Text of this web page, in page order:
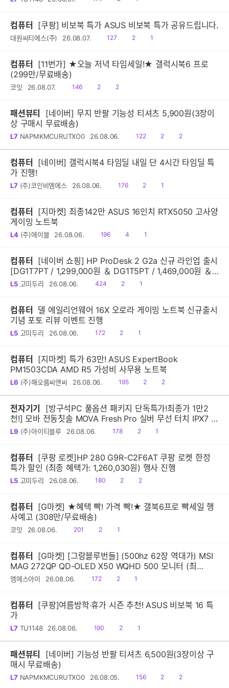
컴퓨터 [쿠팡] 비보북 특가 ASUS 비보북 특가 공유드립니다.
대원씨티에스(주) 26.08.07.
읽
127
공
2
댓1
컴퓨터
[11번가] ★오늘 저녁 타임세일!★ 갤럭시북6 프로
(299만/무료배송)
코잇 26.08.07.
읽
146
공
2
댓
2
패션뷰티
[네이버] 무지 반팔 기능성 티셔츠 5,900원(3장이
상 구매시 무료배송)
L7 NAPMKMCURUTXO0 26.08.06.
읽
122
공
2
댓
2
컴퓨터
[네이버] 갤럭시북4 타임딜 내일 단 4시간 타임딜 특
가 진행!
L7 (주)코인비엠에스 26.08.06.
읽
176
공
2
댓1
컴퓨터
[지마켓] 최종142만 ASUS 16인치 RTX5050 고사양
게이밍 노트북
L4 (주)에이블 26.08.06.
읽
196
공
4
댓1
컴퓨터
[네이버 쇼핑] HP ProDesk 2 G2a 신규 라인업 출시
[DG1T7PT / 1,299,000원 ＆ DG1T5PT / 1,469,000원 ＆
DG1Q4PT / 1,599,000원]
L5 고미두리 26.08.06.
읽
424
공
2
댓1
컴퓨터
델 에일리언웨어 16X 오로라 게이밍 노트북 신규출시
기념 포토 리뷰 이벤트 진행
L5 고미두리 26.08.06.
읽
172
공
2
댓1
컴퓨터
[지마켓] 특가 63만! ASUS ExpertBook
PM1503CDA AMD R5 가성비 사무용 노트북
L6 (주)해오름씨앤씨 26.08.06.
읽
195
공
2
댓
2
전자기기
[방구석PC 풀옵션 패키지 단독특가!최종가 1만2
천!] 모바 전동칫솔 MOVA Fresh Pro 실버 무선 터치 IPX7 방
수 10단계 진동 음파 전동칫솔
L9 (주)아이티블루 26.08.06.
읽
178
공
2
댓1
컴퓨터
[쿠팡 로켓]HP 280 G9R-C2F6AT 쿠팡 로켓 한정
특가 할인 (최종 혜택가: 1,260,030원) 행사 진행
L5 고미두리 26.08.06.
읽
180
공
2
댓
2
컴퓨터
[G마켓] ★혜택 빡! 가격 빡!★ 갤북6프로 빡세일 행
사예고 (308만/무료배송)
코잇 26.08.06.
읽
201
공
2
댓1
컴퓨터
[G마켓] [그랑블루번들] (500hz 62장 역대가) MSI
MAG 272QP QD-OLED X50 WQHD 500 모니터 (최
종:620,160원)
엠에스아이 26.08.06.
읽
172
공
2
댓1
컴퓨터
[쿠팡]여름방학·휴가 시즌 추천! ASUS 비보북 16 특
가
L7 TU1148 26.08.06.
읽
190
공
2
댓1
패션뷰티
[네이버] 기능성 반팔 티셔츠 6,500원(3장이상 구
매시 무료배송)
L7 NAPMKMCURUTXO0 26.08.05.
읽
156
공
2
댓
2